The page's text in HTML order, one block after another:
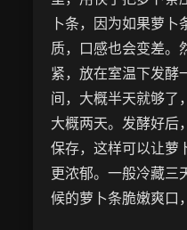
卜条，因为如果萝
质，口感也会变差。
紧，放在室温下发酵
间，大概半天就够了
大概两天。发酵好后
保存，这样可以让萝
更浓郁。一般冷藏三
候的萝卜条脆嫩爽口